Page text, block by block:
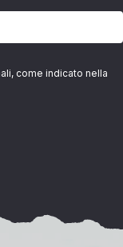
come indicato nella